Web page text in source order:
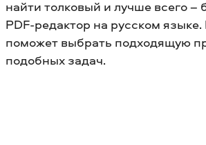
найти толковый и лучше всего –
PDF-редактор на русском языке.
поможет выбрать подходящую
подобных задач.